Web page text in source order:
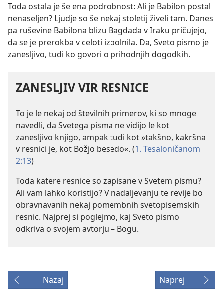
Toda ostala je še ena podrobnost: Ali je Babilon postal
nenaseljen? Ljudje so še nekaj stoletij živeli tam. Danes
pa ruševine Babilona blizu Bagdada v Iraku pričujejo,
da se je prerokba v celoti izpolnila. Da, Sveto pismo je
zanesljivo, tudi ko govori o prihodnjih dogodkih.
ZANESLJIV VIR RESNICE
To je le nekaj od številnih primerov, ki so mnoge
navedli, da Svetega pisma ne vidijo le kot
zanesljivo knjigo, ampak tudi kot »takšno, kakršna
v resnici je, kot Božjo besedo«. (1. Tesaloničanom
2:13)
Toda katere resnice so zapisane v Svetem pismu?
Ali vam lahko koristijo? V nadaljevanju te revije bo
obravnavanih nekaj pomembnih svetopisemskih
resnic. Najprej si poglejmo, kaj Sveto pismo
odkriva o svojem avtorju – Bogu.
Nazaj Naprej